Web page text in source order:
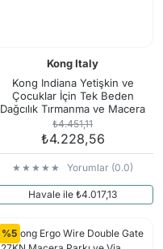
Kong Italy
Kong Indiana Yetişkin ve
Çocuklar İçin Tek Beden
Dağcılık Tırmanma ve Macera
Park Emniyet Kemeri
8C0670000KK EN 12277/C |
UIAA Onaylı
₺4.451,11
₺4.228,56
Yorumlar (0.0)
Havale ile ₺4.017,13
%5